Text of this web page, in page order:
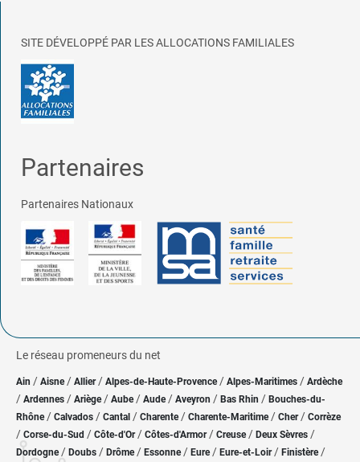
SITE DÉVELOPPÉ PAR LES ALLOCATIONS FAMILIALES
Partenaires
Partenaires Nationaux
Le réseau promeneurs du net
Ain / Aisne/ Allier/ Alpes-de-Haute-Provence / Alpes-Maritimes / Ardèche
/ Ardennes / Ariège/ Aube/ Aude / Aveyron / Bas Rhin / Bouches-du-
Rhône/ Calvados / Cantal / Charente / Charente-Maritime/ Cher / Corrèze
/ Corse-du-Sud / Côte-d'Or / Côtes-d'Armor/ Creuse/ Deux Sèvres /
Dordogne/ Doubs / Drôme/ Essonne / Eure/ Eure-et-Loir / Finistère/